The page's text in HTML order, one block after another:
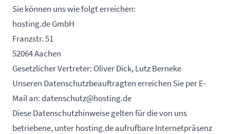
Sie können uns wie folgt erreichen:
hosting.de GmbH
Franzstr. 51
52064 Aachen
Gesetzlicher Vertreter: Oliver Dick, Lutz Berneke
Unseren Datenschutzbeauftragten erreichen Sie per E-
Mail an:datenschutz@hosting.de
Diese Datenschutzhinweise gelten für die von uns
betriebene, unterhosting.deaufrufbare Internetpräsenz